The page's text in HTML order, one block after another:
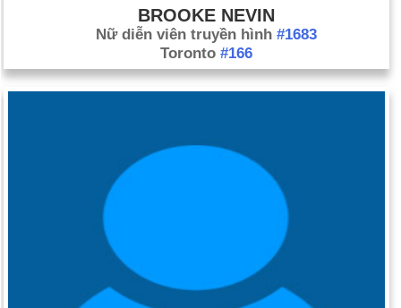
BROOKE NEVIN
Nữ diễn viên truyền hình #1683
Toronto #166